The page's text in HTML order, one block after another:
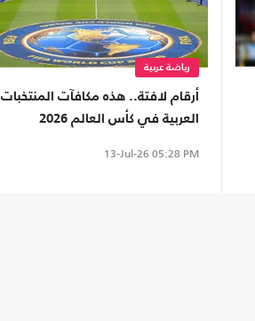
رياضة عربية
أرقام لافتة.. هذه مكافآت المنتخبات
العربية في كأس العالم 2026
13-Jul-26 05:28 PM